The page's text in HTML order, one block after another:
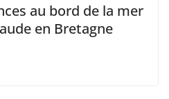
au bord de la mer
en Bretagne